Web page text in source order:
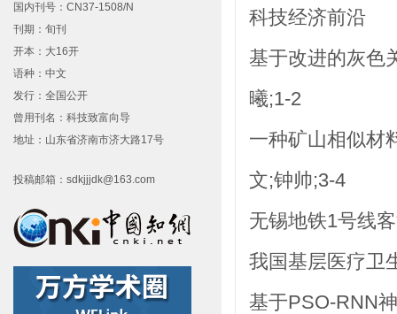
国内刊号：CN37-1508/N
刊期：旬刊
开本：大16开
语种：中文
发行：全国公开
曾用刊名：科技致富向导
地址：山东省济南市济大路17号
投稿邮箱：sdkjjjdk@163.com
科技经济前沿
基于改进的灰色
曦;1-2
一种矿山相似材
文;钟帅;3-4
无锡地铁1号线
我国基层医疗卫
基于PSO-RNN